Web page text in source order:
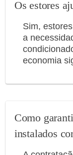
Os estores
Sim,
a
economia
Como
instalados